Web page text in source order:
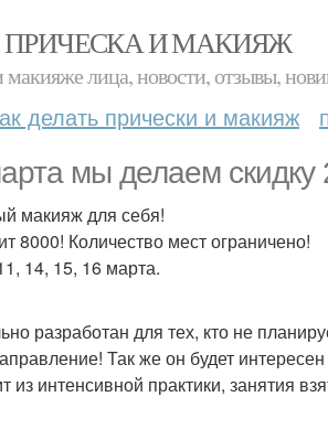
ПРИЧЕСКА И МАКИЯЖ
лица, новости, отзывы,
делать прически и макияж
мы делаем скидку
макияж для себя!
8000! Количество мест ограничено!
14, 15, 16 марта.
разработан для тех, кто не
Так же он будет
из интенсивной практики, занятия